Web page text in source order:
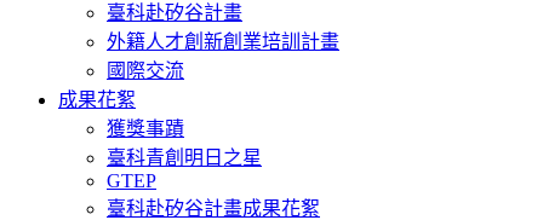
臺科赴矽谷計畫
外籍人才創新創業培訓計畫
國際交流
成果花絮
獲獎事蹟
臺科青創明日之星
GTEP
臺科赴矽谷計畫成果花絮